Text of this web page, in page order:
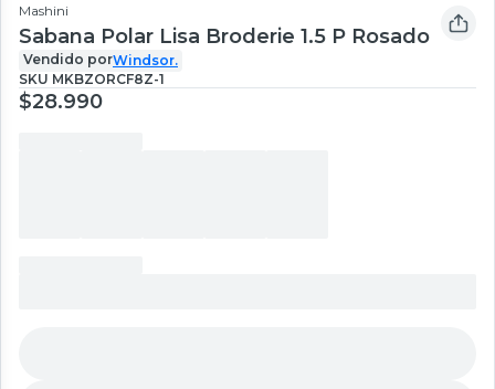
Mashini
Sabana Polar Lisa Broderie 1.5 P Rosado
Vendido porWindsor.
SKU MKBZORCF8Z-1
$28.990